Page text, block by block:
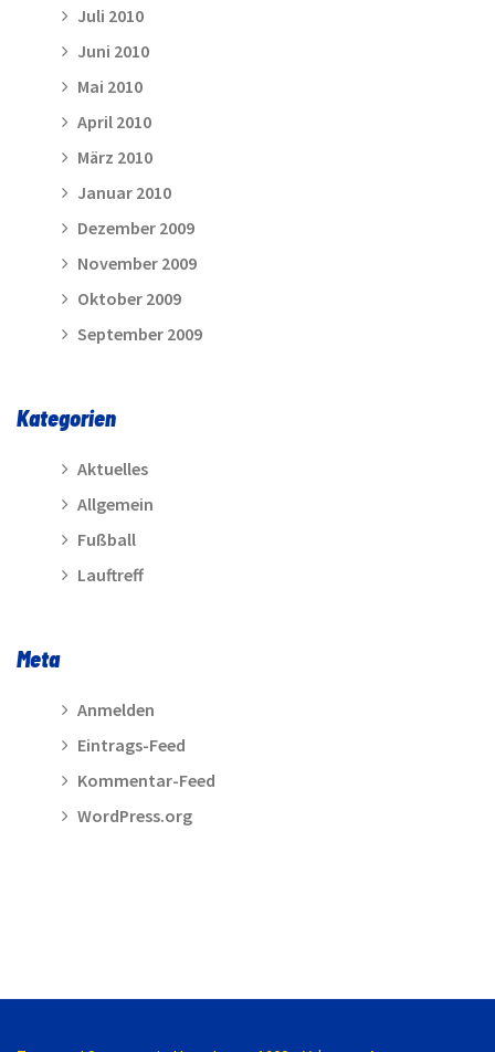
Juli 2010
Juni 2010
Mai 2010
April 2010
März 2010
Januar 2010
Dezember 2009
November 2009
Oktober 2009
September 2009
Kategorien
Aktuelles
Allgemein
Fußball
Lauftreff
Meta
Anmelden
Eintrags-Feed
Kommentar-Feed
WordPress.org